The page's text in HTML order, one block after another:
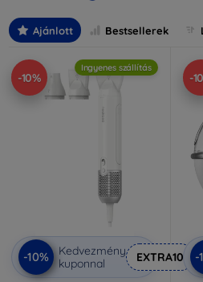
Ajánlott Bestsellerek
-10%
Ingyenes szállítás
-10%
Kedvezmény
kuponnal
EXTRA10
-
-